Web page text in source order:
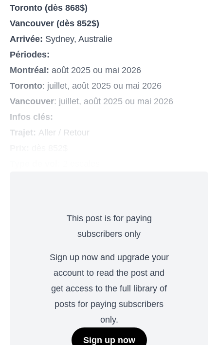
Toronto (dès 868$)
Vancouver (dès 852$)
Arrivée: Sydney, Australie
Périodes:
Montréal: août 2025 ou mai 2026
Toronto: juillet, août 2025 ou mai 2026
Vancouver: juillet, août 2025 ou mai 2026
Infos clés:
Trajet: Aller / Retour
This post is for paying
subscribers only
Sign up now and upgrade your
account to read the post and
get access to the full library of
posts for paying subscribers
only.
Sign up now